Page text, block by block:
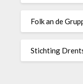
Folk an de
Stichting